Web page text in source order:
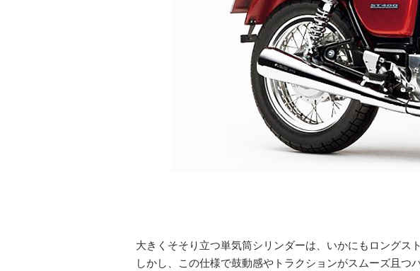
大きくそそり立つ単気筒シリンダーは、いかにもロングス
しかし、この仕様で鼓動感やトラクションがスムーズ且つ